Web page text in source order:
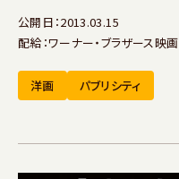
公開日：2013.03.15
配給：ワーナー・ブラザース映画
洋画 パブリシティ